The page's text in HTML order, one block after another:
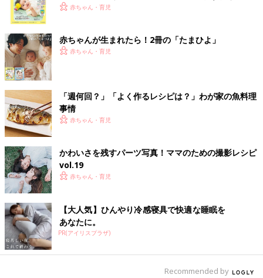
●初めてママ＆パパのための 365日の離乳食カレンダー
離乳完了期 1才～1才6カ月ごろのレシピ
く！ おっぱい・ミルクの基本と夏のトラブル 解決テ
赤ちゃん・育児
赤ちゃんが生まれたら！2冊の「たまひよ」
赤ちゃん・育児
「週何回？」「よく作るレシピは？」わが家の魚料理
事情
赤ちゃん・育児
かわいさを残すパーツ写真！ママのための撮影レシピ
vol.19
赤ちゃん・育児
【大人気】ひんやり冷感寝具で快適な睡眠を
あなたに。
PR(アイリスプラザ)
Recommended by